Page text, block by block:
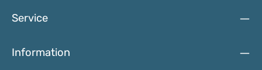
Service
Information